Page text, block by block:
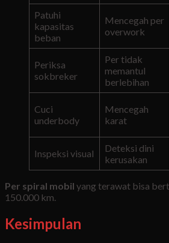
Patuhi
kapasitas
beban
Mencegah per
overwork
Periksa
sokbreker
Per tidak
memantul
berlebihan
Cuci
underbody
Mencegah
karat
Inspeksi visual
Deteksi dini
kerusakan
Per spiral mobil yang terawat bisa
150.000 km.
Kesimpulan